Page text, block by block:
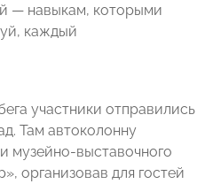
— навыкам, которыми
каждый
участники отправились
Там автоколонну
музейно-выставочного
организовав для гостей